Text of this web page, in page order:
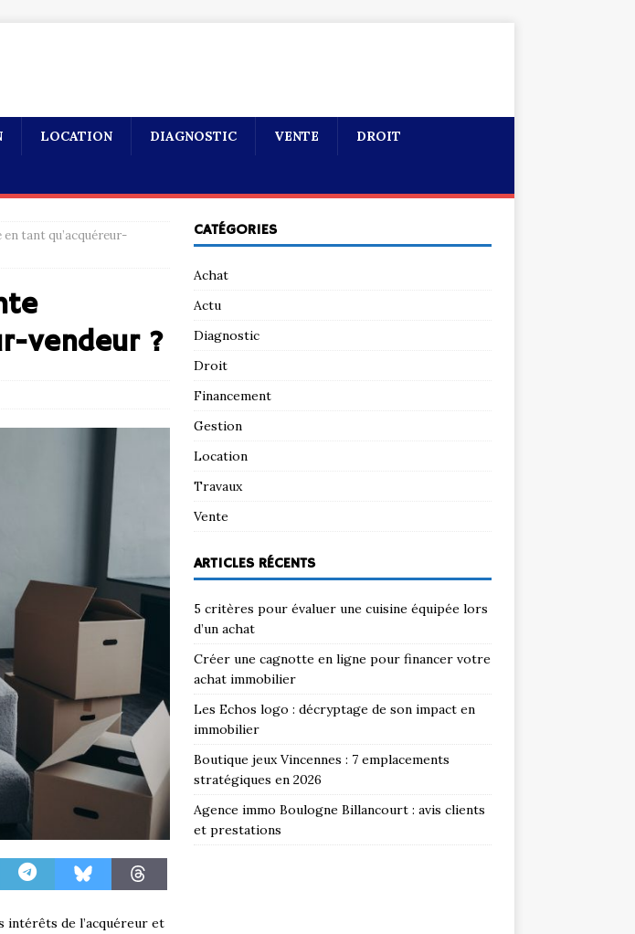
LOCATION DIAGNOSTIC VENTE DROIT
tant qu’acquéreur-
vendeur ?
de l’acquéreur et
CATÉGORIES
Achat
Actu
Diagnostic
Droit
Financement
Gestion
Location
Travaux
Vente
ARTICLES RÉCENTS
5 critères pour évaluer une cuisine équipée lors
d’un achat
Créer une cagnotte en ligne pour financer votre
achat immobilier
Les Echos logo : décryptage de son impact en
immobilier
Boutique jeux Vincennes : 7 emplacements
stratégiques en 2026
Agence immo Boulogne Billancourt : avis clients
et prestations